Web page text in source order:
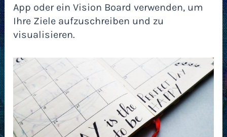
App oder ein Vision Board verwenden, um
Ihre Ziele aufzuschreiben und zu
visualisieren.